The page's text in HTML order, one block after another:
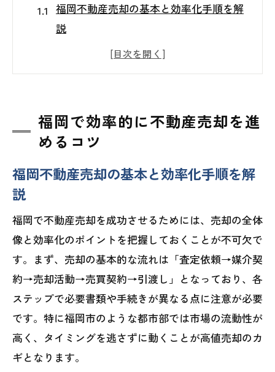
福岡不動産売却の基本と効率化手順を解
説
売却準備で差がつく福岡不動産売却の流
れ
見極め方
福岡不動産売却で高評価を得る内覧対策
ト
福岡不動産売却で囲い込みを防ぐための
注意点
福岡不動産売却の飛ばし回避と安全な手
続き方法
福岡不動産売却で抜きを避けるためのチ
ェック項目
三大タブーを避ける福岡不動産売却相談
の活用法
福岡で効率的に不動産売却を進
めるコツ
福岡不動産売却の基本と効率化手順を解
説
福岡で不動産売却を成功させるためには、売却の全体
像と効率化のポイントを把握しておくことが不可欠で
す。まず、売却の基本的な流れは「査定依頼→媒介契
約→売却活動→売買契約→引渡し」となっており、各
ステップで必要書類や手続きが異なる点に注意が必要
です。特に福岡市のような都市部では市場の流動性が
高く、タイミングを逃さずに動くことが高値売却のカ
ギとなります。